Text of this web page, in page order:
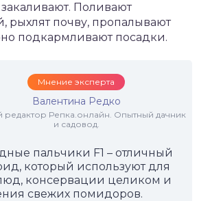
Поливают
рыхлят почву, пропалывают
подкармливают посадки.
Мнение эксперта
Валентина Редко
редактор Репка.онлайн. Опытный дачник
и садовод.
пальчики F1 – отличный
который используют для
консервации целиком и
свежих помидоров.